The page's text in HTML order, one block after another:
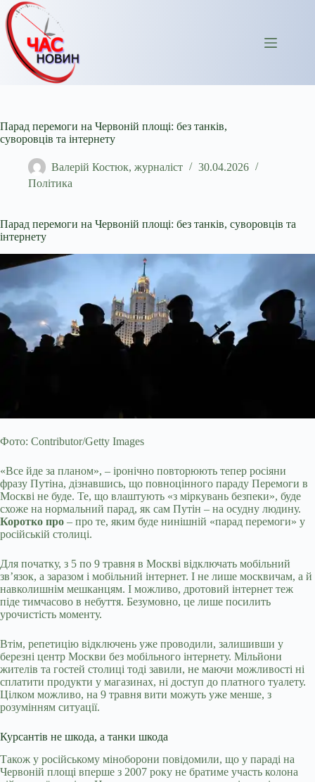
Перейти
до
вмісту
Парад перемоги на Червоній площі: без танків,
суворовців та інтернету
Валерій Костюк, журналіст
30.04.2026
Політика
Парад перемоги на Червоній площі: без танків, суворовців та
інтернету
Фото: Contributor/Getty Images
«Все йде за планом», – іронічно повторюють тепер росіяни
фразу Путіна, дізнавшись, що повноцінного параду Перемоги в
Москві не буде. Те, що влаштують «з міркувань безпеки», буде
схоже на нормальний парад, як сам Путін – на осудну людину.
Коротко про – про те, яким буде нинішній «парад перемоги» у
російській столиці.
Для початку, з 5 по 9 травня в Москві відключать мобільний
зв’язок, а заразом і мобільний інтернет. І не лише москвичам, а й
навколишнім мешканцям. І можливо, дротовий інтернет теж
піде тимчасово в небуття. Безумовно, це лише посилить
урочистість моменту.
Втім, репетицію відключень уже проводили, залишивши у
березні центр Москви без мобільного інтернету. Мільйони
жителів та гостей столиці тоді завили, не маючи можливості ні
сплатити продукти у магазинах, ні доступ до платного туалету.
Цілком можливо, на 9 травня вити можуть уже менше, з
розумінням ситуації.
Курсантів не шкода, а танки шкода
Також у російському міноборони повідомили, що у параді на
Червоній площі вперше з 2007 року не братиме участь колона